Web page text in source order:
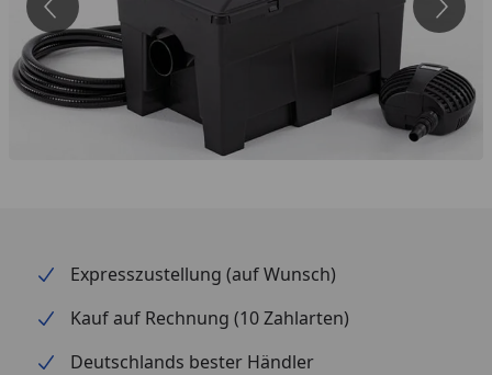
Expresszustellung (auf Wunsch)
Kauf auf Rechnung (10 Zahlarten)
Deutschlands bester Händler